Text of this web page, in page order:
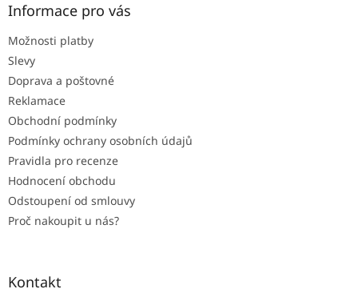
Informace pro vás
Možnosti platby
Slevy
Doprava a poštovné
Reklamace
Obchodní podmínky
Podmínky ochrany osobních údajů
Pravidla pro recenze
Hodnocení obchodu
Odstoupení od smlouvy
Proč nakoupit u nás?
Kontakt